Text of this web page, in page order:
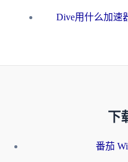
下
番茄